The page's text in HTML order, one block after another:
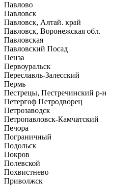
Павлово
Павловск
Павловск, Алтай. край
Павловск, Воронежская обл.
Павловская
Павловский Посад
Пенза
Первоуральск
Переславль-Залесский
Пермь
Пестрецы, Пестречинский р-н
Петергоф Петродворец
Петрозаводск
Петропавловск-Камчатский
Печора
Пограничный
Подольск
Покров
Полевской
Похвистнево
Приволжск